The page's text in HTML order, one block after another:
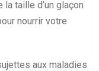
taille d’un glaçon
nourrir votre
aux maladies